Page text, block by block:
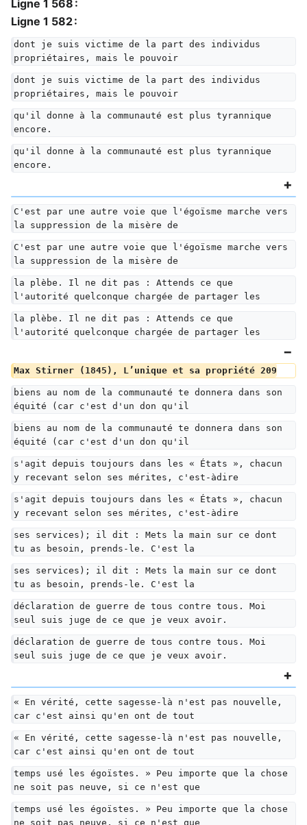
Ligne 1 568 :
Ligne 1 582 :
dont je suis victime de la part des individus
propriétaires, mais le pouvoir
dont je suis victime de la part des individus
propriétaires, mais le pouvoir
qu'il donne à la communauté est plus tyrannique
encore.
qu'il donne à la communauté est plus tyrannique
encore.
C'est par une autre voie que l'égoïsme marche vers
la suppression de la misère de
C'est par une autre voie que l'égoïsme marche vers
la suppression de la misère de
la plèbe. Il ne dit pas : Attends ce que
l'autorité quelconque chargée de partager les
la plèbe. Il ne dit pas : Attends ce que
l'autorité quelconque chargée de partager les
Max Stirner (1845), L’unique et sa propriété 209
biens au nom de la communauté te donnera dans son
équité (car c'est d'un don qu'il
biens au nom de la communauté te donnera dans son
équité (car c'est d'un don qu'il
s'agit depuis toujours dans les « États », chacun
y recevant selon ses mérites, c'est-àdire
s'agit depuis toujours dans les « États », chacun
y recevant selon ses mérites, c'est-àdire
ses services); il dit : Mets la main sur ce dont
tu as besoin, prends-le. C'est la
ses services); il dit : Mets la main sur ce dont
tu as besoin, prends-le. C'est la
déclaration de guerre de tous contre tous. Moi
seul suis juge de ce que je veux avoir.
déclaration de guerre de tous contre tous. Moi
seul suis juge de ce que je veux avoir.
« En vérité, cette sagesse-là n'est pas nouvelle,
car c'est ainsi qu'en ont de tout
« En vérité, cette sagesse-là n'est pas nouvelle,
car c'est ainsi qu'en ont de tout
temps usé les égoïstes. » Peu importe que la chose
ne soit pas neuve, si ce n'est que
temps usé les égoïstes. » Peu importe que la chose
ne soit pas neuve, si ce n'est que